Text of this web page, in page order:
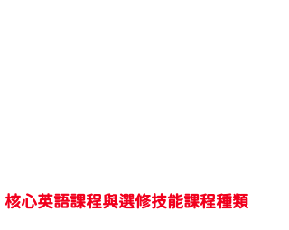
核心英語課程與選修技能課程種類